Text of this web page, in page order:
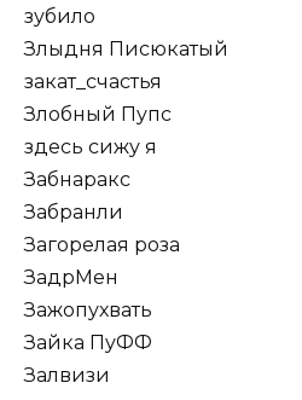
зубило
Злыдня Писюкатый
закат_счастья
Злобный Пупс
здесь сижу я
Забнаракс
Забранли
Загорелая роза
ЗадрМен
Зажопухвать
Зайка ПуФФ
Залвизи